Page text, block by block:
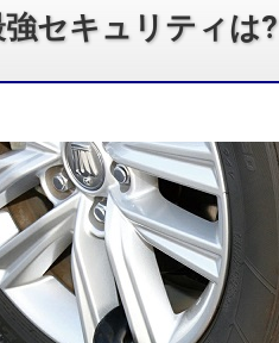
セキュリティは?